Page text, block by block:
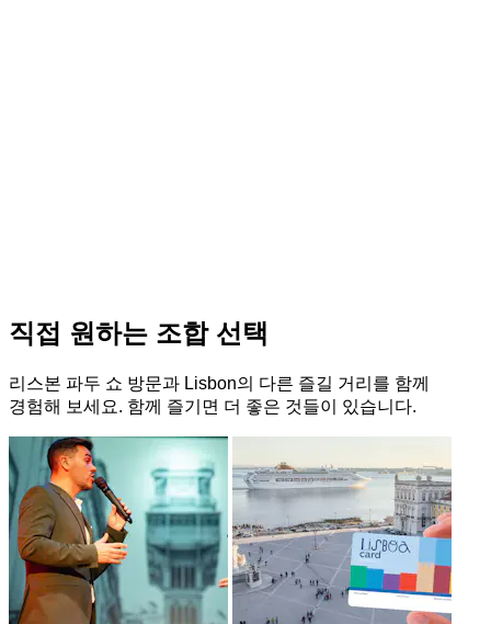
직접 원하는 조합 선택
리스본 파두 쇼 방문과 Lisbon의 다른 즐길 거리를 함께
경험해 보세요. 함께 즐기면 더 좋은 것들이 있습니다.